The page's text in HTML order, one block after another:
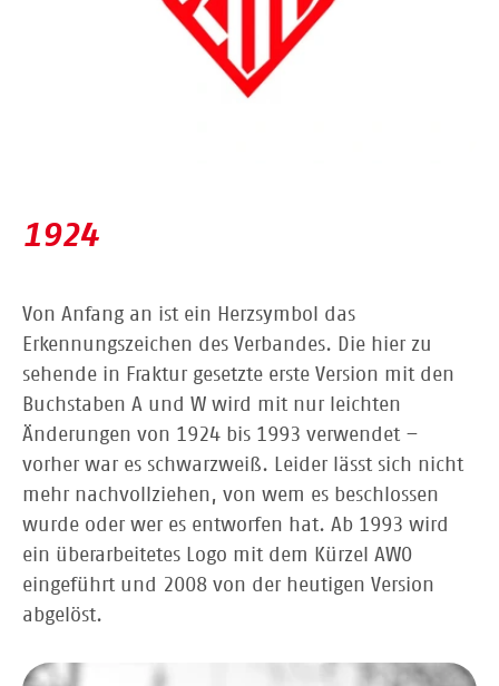
1924
Von Anfang an ist ein Herzsymbol das
Erkennungszeichen des Verbandes. Die hier zu
sehende in Fraktur gesetzte erste Version mit den
Buchstaben A und W wird mit nur leichten
Änderungen von 1924 bis 1993 verwendet –
vorher war es schwarzweiß. Leider lässt sich nicht
mehr nachvollziehen, von wem es beschlossen
wurde oder wer es entworfen hat. Ab 1993 wird
ein überarbeitetes Logo mit dem Kürzel AWO
eingeführt und 2008 von der heutigen Version
abgelöst.